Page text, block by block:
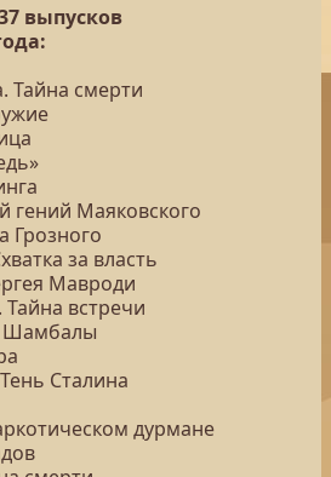
выпусков
Тайна смерти
гений Маяковского
Грозного
за власть
Мавроди
Тайна встречи
Шамбалы
Сталина
дурмане